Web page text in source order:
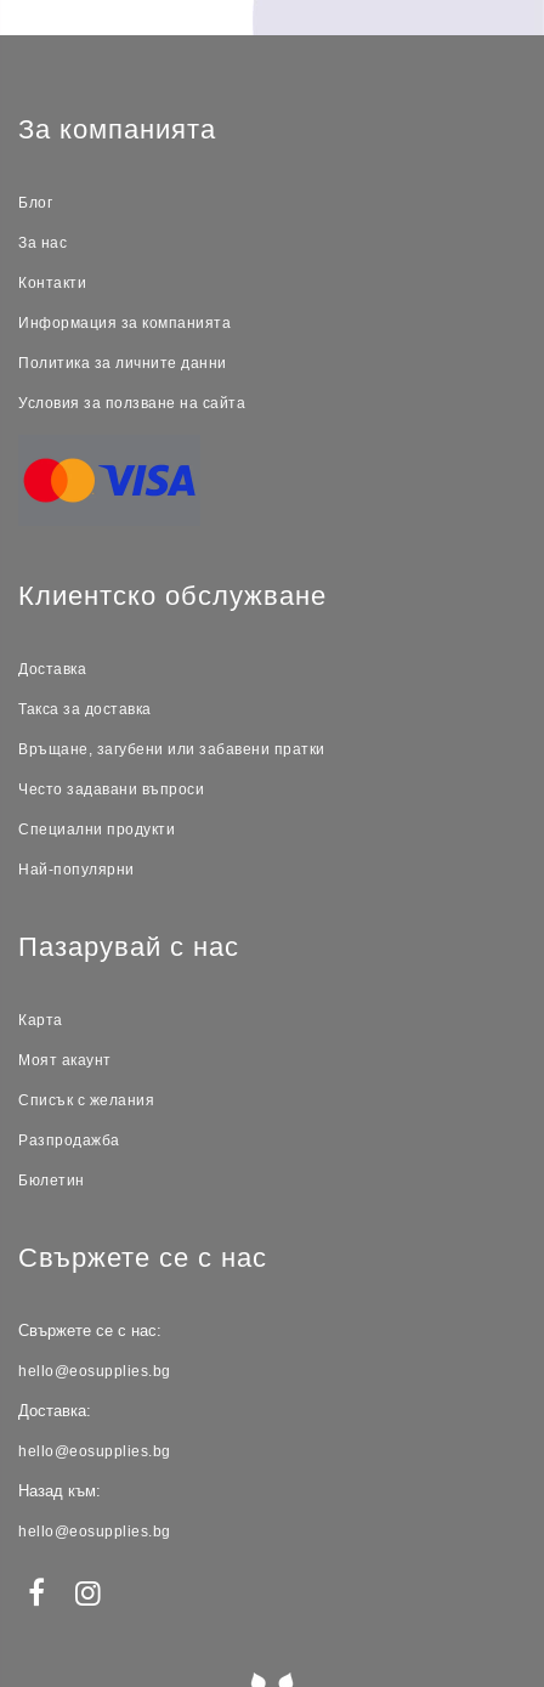
За компанията
Блог
За нас
Контакти
Информация за компанията
Политика за личните данни
Условия за ползване на сайта
Клиентско обслужване
Доставка
Такса за доставка
Връщане, загубени или забавени пратки
Често задавани въпроси
Специални продукти
Най-популярни
Пазарувай с нас
Карта
Моят акаунт
Списък с желания
Разпродажба
Бюлетин
Свържете се с нас
Свържете се с нас:
hello@eosupplies.bg
Доставка:
hello@eosupplies.bg
Назад към:
hello@eosupplies.bg